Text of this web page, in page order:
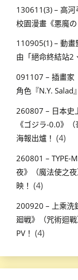
130611(3) – 高
校園漫畫《悪魔
110905(1) – 動畫
由「絕命終結站2
091107 – 插畫家
角色『N.Y. Salad
260807 – 日本史
《ゴジラ-0.0》
海報出爐！ (4)
260801 – TYPE-
夜》（魔法使之
映！ (4)
200920 – 上乘洗
廻戦》（咒術迴
PV！ (4)